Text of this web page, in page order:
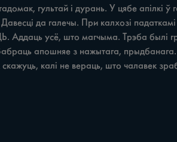
калі не вераць, што чалавек